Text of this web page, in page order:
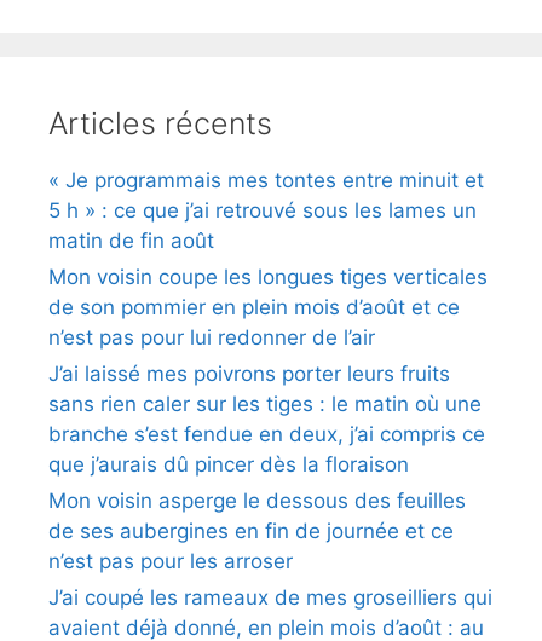
Articles récents
« Je programmais mes tontes entre minuit et
5 h » : ce que j’ai retrouvé sous les lames un
matin de fin août
Mon voisin coupe les longues tiges verticales
de son pommier en plein mois d’août et ce
n’est pas pour lui redonner de l’air
J’ai laissé mes poivrons porter leurs fruits
sans rien caler sur les tiges : le matin où une
branche s’est fendue en deux, j’ai compris ce
que j’aurais dû pincer dès la floraison
Mon voisin asperge le dessous des feuilles
de ses aubergines en fin de journée et ce
n’est pas pour les arroser
J’ai coupé les rameaux de mes groseilliers qui
avaient déjà donné, en plein mois d’août : au